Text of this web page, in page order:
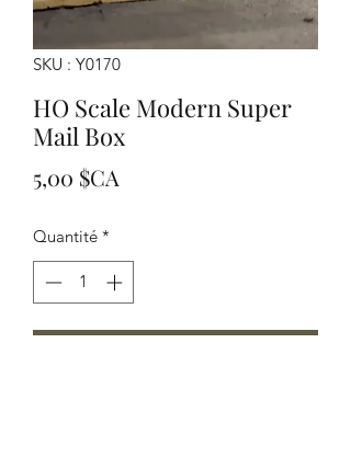
SKU : Y0170
HO Scale Modern Super
Mail Box
5,00 $CA
Quantité *